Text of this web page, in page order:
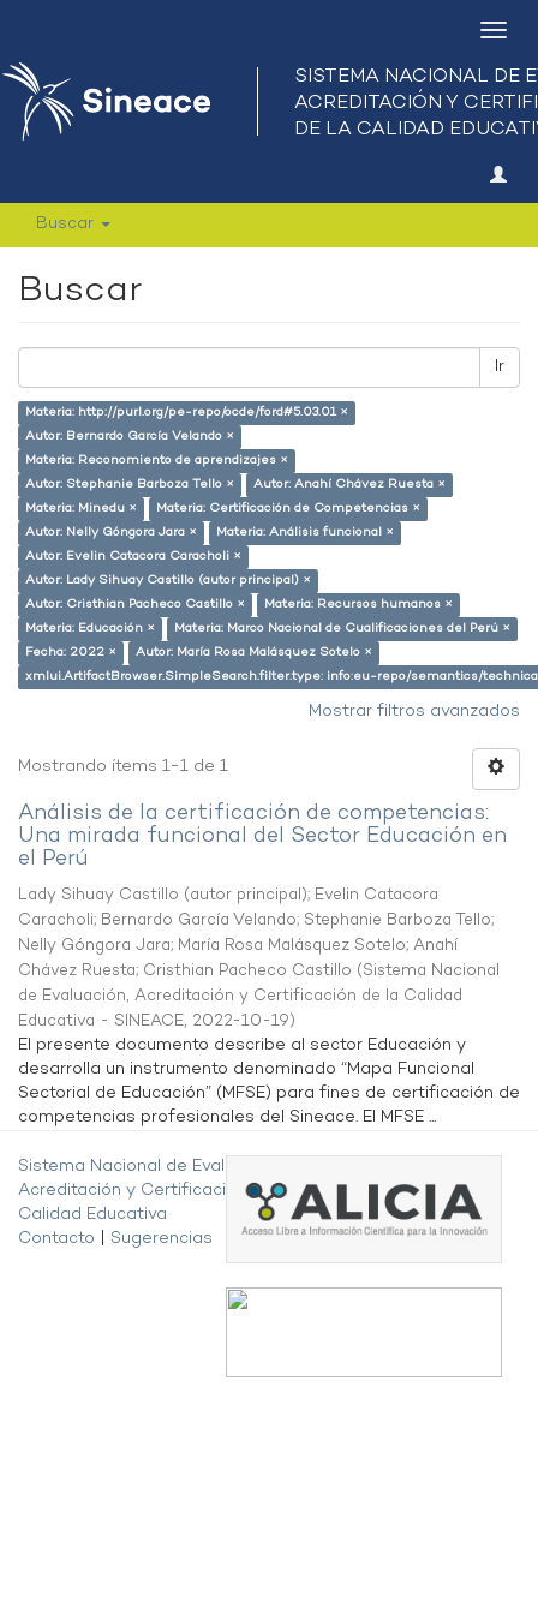
Buscar
Buscar
Ir
Materia: http://purl.org/pe-repo/ocde/ford#5.03.01 ×
Autor: Bernardo García Velando ×
Materia: Reconomiento de aprendizajes ×
Autor: Stephanie Barboza Tello ×
Autor: Anahí Chávez Ruesta ×
Materia: Minedu ×
Materia: Certificación de Competencias ×
Autor: Nelly Góngora Jara ×
Materia: Análisis funcional ×
Autor: Evelin Catacora Caracholi ×
Autor: Lady Sihuay Castillo (autor principal) ×
Autor: Cristhian Pacheco Castillo ×
Materia: Recursos humanos ×
Materia: Educación ×
Materia: Marco Nacional de Cualificaciones del Perú ×
Fecha: 2022 ×
Autor: María Rosa Malásquez Sotelo ×
xmlui.ArtifactBrowser.SimpleSearch.filter.type: info:eu-repo/semantics/
Mostrar filtros avanzados
Mostrando ítems 1-1 de 1
Análisis de la certificación de competencias:
Una mirada funcional del Sector Educación en
el Perú
Lady Sihuay Castillo (autor principal); Evelin Catacora
Caracholi; Bernardo García Velando; Stephanie Barboza Tello;
Nelly Góngora Jara; María Rosa Malásquez Sotelo; Anahí
Chávez Ruesta; Cristhian Pacheco Castillo (Sistema Nacional
de Evaluación, Acreditación y Certificación de la Calidad
Educativa - SINEACE, 2022-10-19)
El presente documento describe al sector Educación y
desarrolla un instrumento denominado “Mapa Funcional
Sectorial de Educación” (MFSE) para fines de certificación de
competencias profesionales del Sineace. El MFSE ...
Sistema Nacional de Evaluación,
Acreditación y Certificación de la
Calidad Educativa
Contacto
Sugerencias